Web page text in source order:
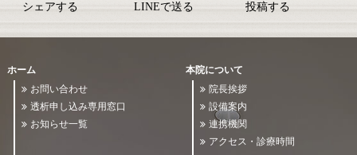
シェアする LINEで送る 投稿する
ホーム
お問い合わせ
透析申し込み専用窓口
お知らせ一覧
本院について
院長挨拶
設備案内
連携機関
アクセス・診療時間